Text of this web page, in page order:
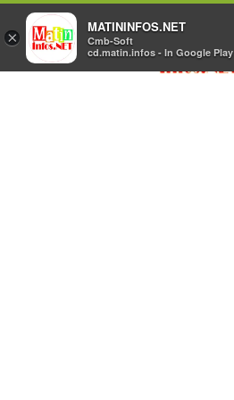
×
MATININFOS.NET
Cmb-Soft
cd.matin.infos - In Google Play